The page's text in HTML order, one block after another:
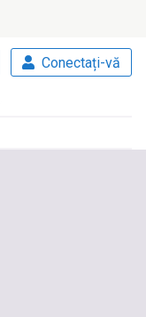
Conectați-vă